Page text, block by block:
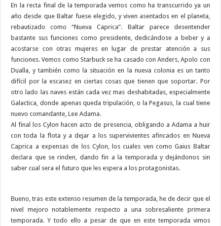
En la recta final de la temporada vemos como ha transcurrido ya un
año desde que Baltar fuese elegido, y viven asentados en el planeta,
rebautizado como “Nueva Caprica”. Baltar parece desentender
bastante sus funciones como presidente, dedicándose a beber y a
acostarse con otras mujeres en lugar de prestar atención a sus
funciones. Vemos como Starbuck se ha casado con Anders, Apolo con
Dualla, y también como la situación en la nueva colonia es un tanto
difícil por la escasez en ciertas cosas que tienen que soportar. Por
otro lado las naves están cada vez mas deshabitadas, especialmente
Galactica, donde apenas queda tripulación, o la Pegasus, la cual tiene
nuevo comandante, Lee Adama.
Al final los Cylon hacen acto de presencia, obligando a Adama a huir
con toda la flota y a dejar a los supervivientes afincados en Nueva
Caprica a expensas de los Cylon, los cuales ven como Gaius Baltar
declara que se rinden, dando fin a la temporada y dejándonos sin
saber cual sera el futuro que les espera a los protagonistas.
Bueno, tras este extenso resumen de la temporada, he de decir que el
nivel mejoro notablemente respecto a una sobresaliente primera
temporada. Y todo ello a pesar de que en este temporada vimos